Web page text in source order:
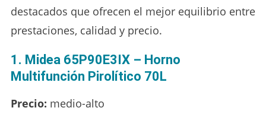
destacados que ofrecen el mejor equilibrio entre
prestaciones, calidad y precio.
1. Midea 65P90E3IX – Horno
Multifunción Pirolítico 70L
Precio: medio-alto